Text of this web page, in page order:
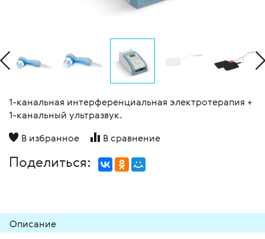
1-канальная интерференциальная электротерапия +
1-канальный ультразвук.
В избранное
В сравнение
Поделиться:
Описание